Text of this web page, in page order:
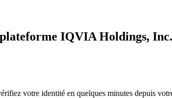
IQVIA Holdings, Inc.
votre identité en quelques minutes depuis